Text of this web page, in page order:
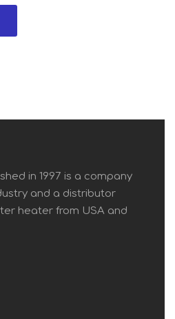
in 1997 is a company
and a distributor
heater from USA and